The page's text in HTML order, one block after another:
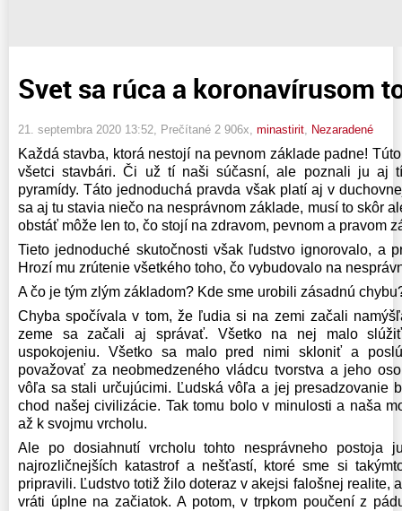
Svet sa rúca a koronavírusom
21. septembra 2020 13:52 , Prečítané 2 906x, minastirit Nezaradené
Každá stavba, ktorá nestojí na pevnom základe padne!
všetci stavbári. Či už tí naši súčasní, ale poznali ju aj
pyramídy. Táto jednoduchá pravda však platí aj v
sa aj tu stavia niečo na nesprávnom základe, musí to skôr
obstáť môže len to, čo stojí na zdravom, pevnom a pravom
Tieto jednoduché skutočnosti však ľudstvo ignorovalo, a
Hrozí mu zrútenie všetkého toho, čo vybudovalo na
A čo je tým zlým základom? Kde sme urobili zásadnú
Chyba spočívala v tom, že ľudia si na zemi začali
zeme sa začali aj správať. Všetko na nej malo
uspokojeniu. Všetko sa malo pred nimi skloniť a
považovať za neobmedzeného vládcu tvorstva a jeho
vôľa sa stali určujúcimi. Ľudská vôľa a jej presadzovanie
chod našej civilizácie. Tak tomu bolo v minulosti a naša
až k svojmu vrcholu.
Ale po dosiahnutí vrcholu tohto nesprávneho postoja
najrozličnejších katastrof a nešťastí, ktoré sme si
pripravili. Ľudstvo totiž žilo doteraz v akejsi falošnej realite,
vráti úplne na začiatok. A potom, v trpkom poučení z